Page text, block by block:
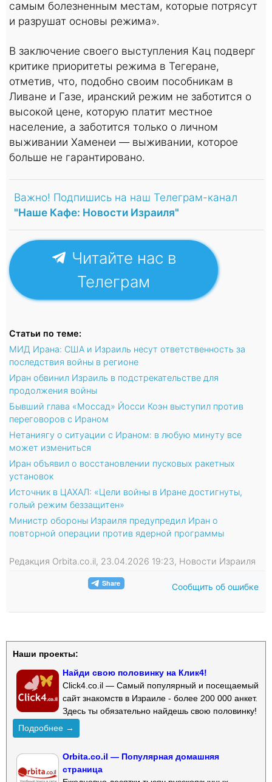
самым болезненным местам, которые потрясут
и разрушат основы режима».
В заключение своего выступления Кац подверг
критике приоритеты режима в Тегеране,
отметив, что, подобно своим пособникам в
Ливане и Газе, иранский режим не заботится о
высокой цене, которую платит местное
население, а заботится только о личном
выживании Хаменеи — выживании, которое
больше не гарантировано.
Важно! Подпишись на наш Телеграм-канал
"Наше Кафе: Новости Израиля"
Читайте нас в
Телеграм
Статьи по теме:
МИД Ирана: США и Израиль несут ответственность за
последствия войны в регионе
Иран обвинил Израиль в подстрекательстве для
продолжения войны
Бывший глава «Моссад» Йосси Коэн выступил против
переговоров с Ираном
Нетаниягу о ситуации с Ираном: в любую минуту все
может измениться
Иран объявил о восстановлении пусковых ракетных
установок
Источник в ЦАХАЛ: «Цели войны в Иране достигнуты,
голый режим беззащитен»
Министр обороны Израиля предупредил Иран о
повторной операции против ядерной программы
Редакция Orbita.co.il, 23.04.2026 19:23, Новости Израиля
Сообщить об ошибке
Наши проекты:
Найди свою половинку на Клик4!
Click4.co.il — Самый популярный и посещаемый
сайт знакомств в Израиле - более 200 000 анкет.
Здесь ты обязательно найдешь свою половинку!
Подробнее →
Orbita.co.il — Популярная домашняя
страница